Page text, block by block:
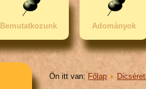
Bemutatkozunk Adományok
Ön itt van: Főlap